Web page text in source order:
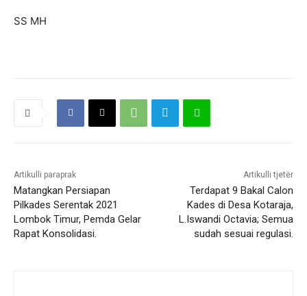
SS MH
Artikulli paraprak
Matangkan Persiapan
Pilkades Serentak 2021
Lombok Timur, Pemda Gelar
Rapat Konsolidasi.
Artikulli tjetër
Terdapat 9 Bakal Calon
Kades di Desa Kotaraja,
L.Iswandi Octavia; Semua
sudah sesuai regulasi.